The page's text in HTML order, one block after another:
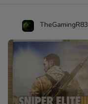
TheGamingR83